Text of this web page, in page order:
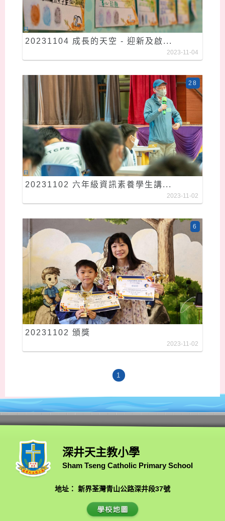
20231104 成長的天空 - 迎新及啟...
2023-11-04
20231102 六年級資訊素養學生講...
28
2023-11-02
20231102 頒獎
6
2023-11-02
1
深井天主教小學
Sham Tseng Catholic Primary School
地址： 新界荃灣青山公路深井段37號